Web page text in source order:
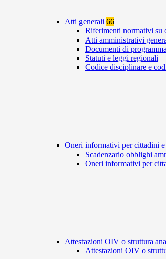
Atti generali 66
Riferimenti normativi su
Atti amministrativi
Documenti di
Statuti e leggi regionali
Codice disciplinare e
Oneri informativi per cittadini e
Scadenzario obblighi
Oneri informativi per
Attestazioni OIV o struttura
Attestazioni OIV o